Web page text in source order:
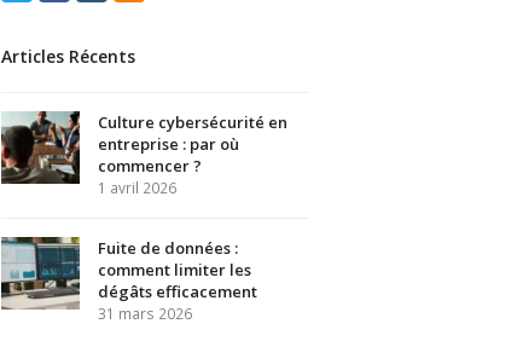
Articles Récents
Culture cybersécurité en
entreprise : par où
commencer ?
1 avril 2026
Fuite de données :
comment limiter les
dégâts efficacement
31 mars 2026